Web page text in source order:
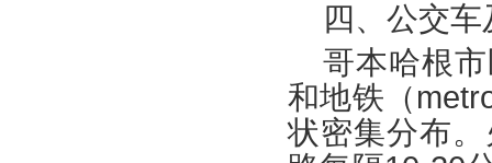
四、公交
哥本哈根
和地铁（
状密集分布